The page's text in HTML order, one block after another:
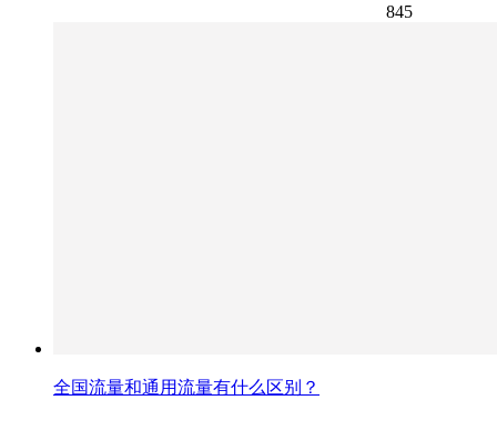
845
全国流量和通用流量有什么区别？